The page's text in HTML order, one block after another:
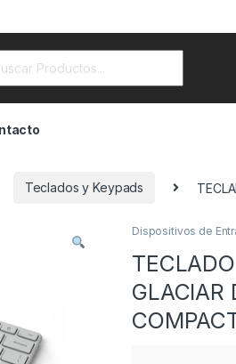
Teclados y Keypads
Dispositivos de
GLACIAR